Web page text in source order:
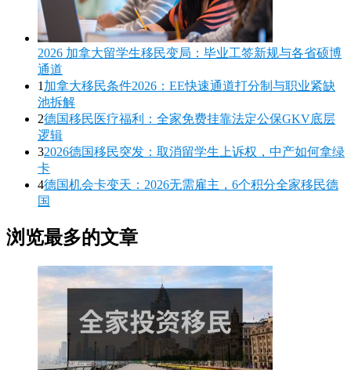
2026 加拿大留学生移民变局：毕业工签新规与各省硕博
通道
1 加拿大移民条件2026：EE快速通道打分制与职业紧缺
池拆解
2德国移民医疗福利：全家免费挂靠法定公保GKV底层
逻辑
32026德国移民突发：取消留学生上诉权，中产如何拿绿
卡
4德国机会卡变天：2026无需雇主，6个积分全家移民德
国
浏览最多的文章